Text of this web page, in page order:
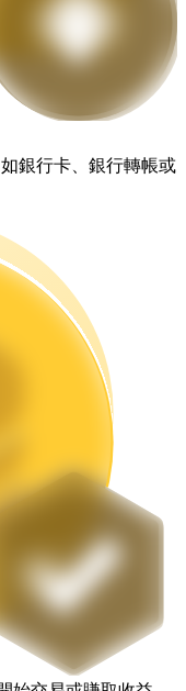
銀行卡、銀行轉帳或